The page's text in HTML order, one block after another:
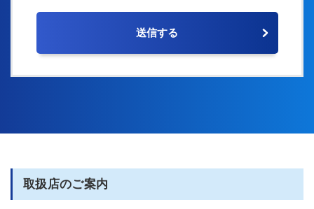
取扱店のご案内